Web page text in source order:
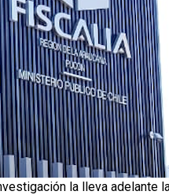
la lleva